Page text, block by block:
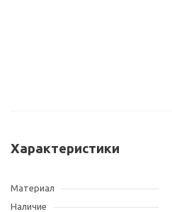
Характеристики
Материал
Наличие